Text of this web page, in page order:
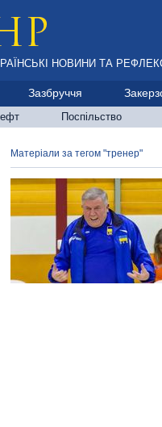
НОВИНИ ТА
Зазбруччя
Поспільство
Матеріали за тегом "тренер"